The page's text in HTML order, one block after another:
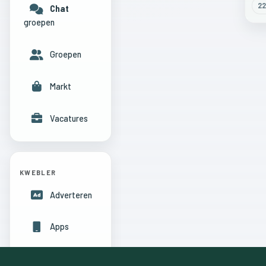
22
Chat
groepen
Groepen
Markt
Vacatures
KWEBLER
Adverteren
Apps